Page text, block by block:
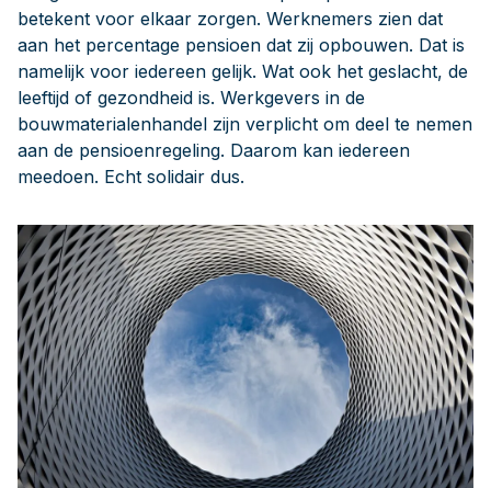
betekent voor elkaar zorgen. Werknemers zien dat
aan het percentage pensioen dat zij opbouwen. Dat is
namelijk voor iedereen gelijk. Wat ook het geslacht, de
leeftijd of gezondheid is. Werkgevers in de
bouwmaterialenhandel zijn verplicht om deel te nemen
aan de pensioenregeling. Daarom kan iedereen
meedoen. Echt solidair dus.